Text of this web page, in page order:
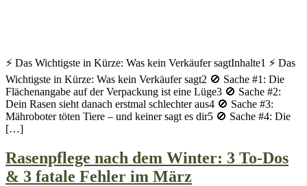
⚡ Das Wichtigste in Kürze: Was kein Verkäufer sagtInhalte1 ⚡ Das
Wichtigste in Kürze: Was kein Verkäufer sagt2 🚫 Sache #1: Die
Flächenangabe auf der Verpackung ist eine Lüge3 🚫 Sache #2:
Dein Rasen sieht danach erstmal schlechter aus4 🚫 Sache #3:
Mähroboter töten Tiere – und keiner sagt es dir5 🚫 Sache #4: Die
[…]
Rasenpflege nach dem Winter: 3 To-Dos
& 3 fatale Fehler im März